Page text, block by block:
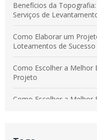
Benefícios da
Serviços de
Como Elaborar um
Loteamentos de Sucesso
Como Escolher a Melhor
Projeto
Como Escolher a Melhor